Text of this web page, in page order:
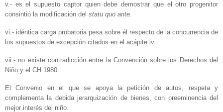
v.- es el supuesto captor quien debe demostrar que el otro progenitor
consintió la modificación del statu quo ante.
vi.- idéntica carga probatoria pesa sobre él respecto de la concurrencia de
los supuestos de excepción citados en el acápite iv.
vii.- no existe contradicción entre la Convención sobre los Derechos del
Niño y el CH 1980.
El Convenio en el que se apoya la petición de autos, respeta y
complementa la debida jerarquización de bienes, con preeminencia del
mejor interés del niño.